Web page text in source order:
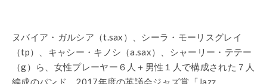
ヌバイア・ガルシア（t.sax）、シーラ・モーリスグレイ
（tp）、キャシー・キノシ（a.sax）、シャーリー・テテー
（g）ら、女性プレーヤー６人＋男性１人で構成された７人
編成のバンド。2017年度の英議会ジャズ賞「Jazz